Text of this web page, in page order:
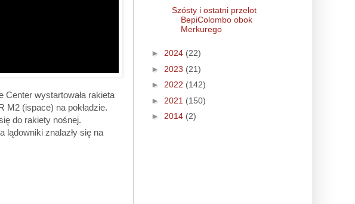
Center wystartowała rakieta
(ispace) na pokładzie.
do rakiety nośnej.
lądowniki znalazły się na
Szósty i ostatni przelot
BepiColombo obok
Merkurego
► 2024 (22)
► 2023 (21)
► 2022 (142)
► 2021 (150)
► 2014 (2)